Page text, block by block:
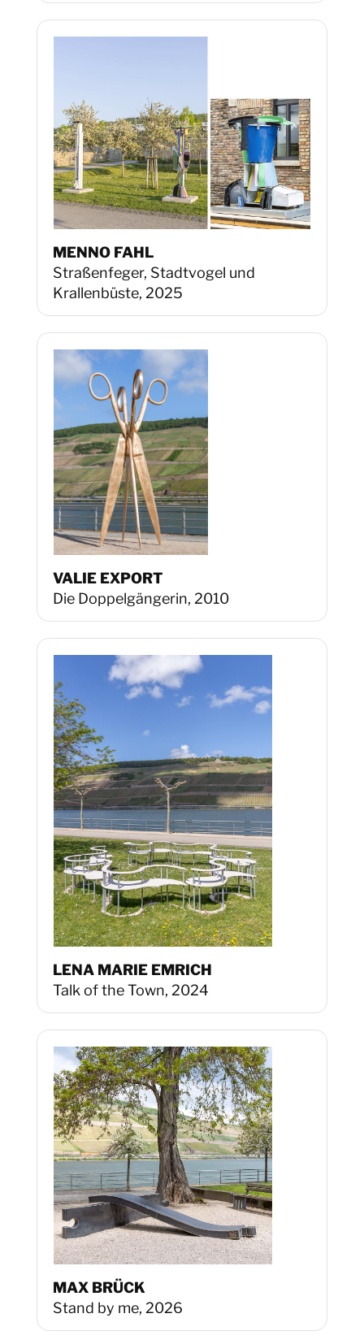
MENNO FAHL
Straßenfeger, Stadtvogel und
Krallenbüste, 2025
VALIE EXPORT
Die Doppelgängerin, 2010
LENA MARIE EMRICH
Talk of the Town, 2024
MAX BRÜCK
Stand by me, 2026